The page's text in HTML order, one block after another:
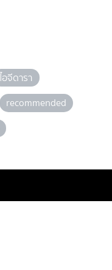
ไอจีดารา
recommended